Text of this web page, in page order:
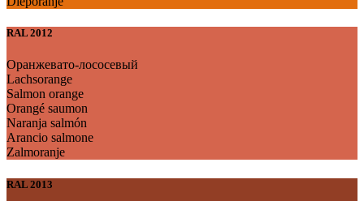
RAL 2012
Оранжевато-лососевый
Lachsorange
Salmon orange
Orangé saumon
Naranja salmón
Arancio salmone
Zalmoranje
RAL 2013